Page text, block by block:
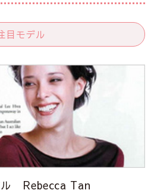
目モデル
ル Rebecca Tan